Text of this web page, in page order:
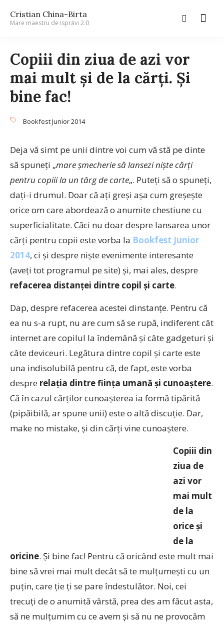
Cristian China-Birta
Mare maestru de isprăvi 2.0
Copiii din ziua de azi vor
mai mult şi de la cărţi. Şi
bine fac!
Bookfest Junior 2014
Deja vă simt pe unii dintre voi cum vă stă pe dinte
să spuneţi „mare şmecherie să lansezi nişte cărţi
pentru copiii la un târg de carte„. Puteţi să o spuneţi,
daţi-i drumul. Doar că aţi greşi aşa cum greşeşte
orice om care abordează o anumite chestiune cu
superficialitate. Căci nu doar despre lansarea unor
cărţi pentru copii este vorba la Bookfest Junior
2014, ci şi despre nişte evenimente interesante
(aveţi tot programul pe site) şi, mai ales, despre
refacerea distanţei dintre copil şi carte.
Dap, despre refacerea acestei dinstanţe. Pentru că
ea nu s-a rupt, nu are cum să se rupă, indiferent cât
internet are copilul la îndemână şi câte gadgeturi şi
câte deviceuri. Legătura dintre copil şi carte este
una indisolubilă pentru că, de fapt, este vorba
despre relaţia dintre fiinţa umană şi cunoaştere.
Că în cazul cărţilor cunoaşterea ia formă tipărită
(pipăibilă, ar spune unii) este o altă discuţie. Dar,
make no mistake, şi din cărţi vine cunoaştere.
Copiii din
ziua de
azi vor
mai mult
de la
orice şi
de la
oricine. Şi bine fac! Pentru că oricând este mult mai
bine să vrei mai mult decât să te mulţumeşti cu un
puţin, care ţie ţi se pare îndestulător. Noi, cei
trecuţi de o anumită vârstă, prea des am făcut asta,
să ne mulţumim cu ce avem şi să nu ne provocăm